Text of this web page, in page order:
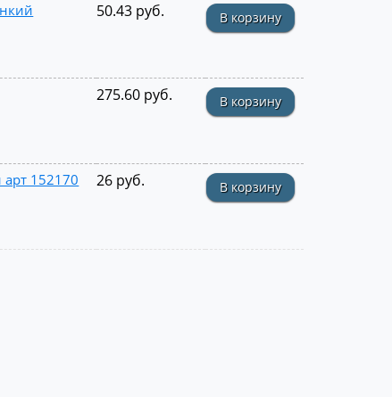
50.43 руб. В корзину
275.60 руб. В корзину
152170
26 руб. В корзину